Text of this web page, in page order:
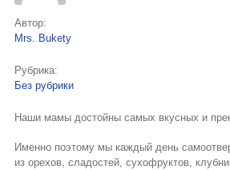
Букеты из клубники и ягод
Овощные букеты
Детские букеты
Автор:
Mrs. Bukety
Рубрика:
Без рубрики
Наши мамы достойны самых вкусных и
Именно поэтому мы каждый день
из орехов, сладостей, сухофруктов,